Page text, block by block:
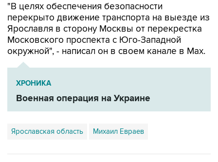
"В целях обеспечения безопасности
перекрыто движение транспорта на выезде из
Ярославля в сторону Москвы от перекрестка
Московского проспекта с Юго-Западной
окружной", - написал он в своем канале в Мах.
ХРОНИКА
Военная операция на Украине
Ярославская область Михаил Евраев